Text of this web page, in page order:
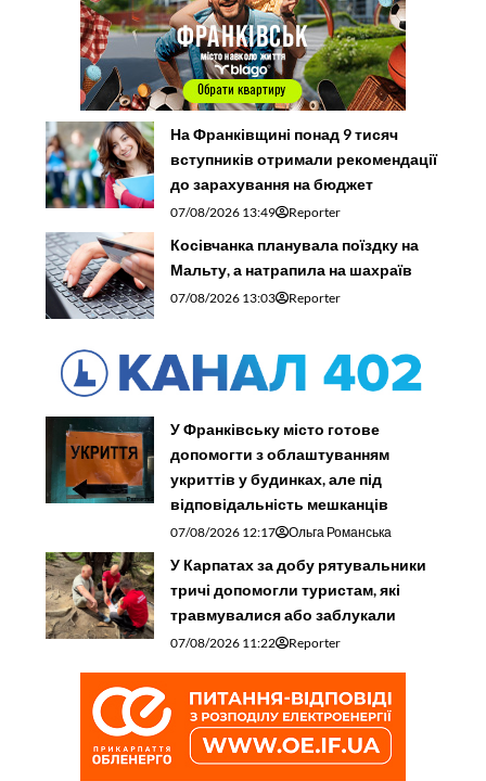
На Франківщині понад 9 тисяч
вступників отримали рекомендації
до зарахування на бюджет
07/08/2026 13:49 Reporter
Косівчанка планувала поїздку на
Мальту, а натрапила на шахраїв
07/08/2026 13:03 Reporter
У Франківську місто готове
допомогти з облаштуванням
укриттів у будинках, але під
відповідальність мешканців
07/08/2026 12:17 Ольга Романська
У Карпатах за добу рятувальники
тричі допомогли туристам, які
травмувалися або заблукали
07/08/2026 11:22 Reporter